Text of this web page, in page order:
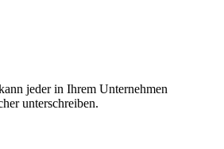
jeder in Ihrem Unternehmen
unterschreiben.